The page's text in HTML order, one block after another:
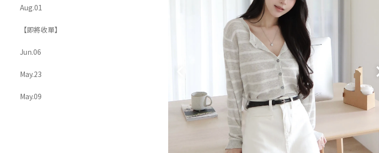
DRESS 洋裝
OUTERS 外套
ACCESSORIES 配飾
Aug.01
【即將收單】
Jun.06
May.23
May.09